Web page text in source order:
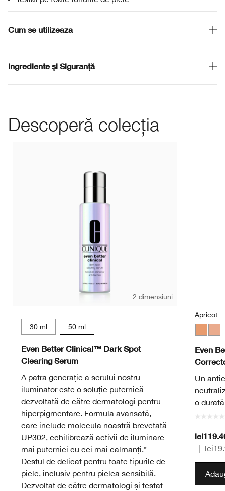
Cum se utilizeaza
Ingrediente și Siguranță
Descoperă colecția
2 dimensiuni
30 ml 50 ml
Even Better Clinical™ Dark Spot
Clearing Serum
A patra generație a serului nostru
iluminator este o soluție puternică
dezvoltată de către dermatologi pentru
hiperpigmentare. Formula avansată,
care include molecula noastră brevetată
UP302, echilibrează activii de iluminare
mai puternici cu cei mai calmanți.*
Destul de delicat pentru toate tipurile de
piele, inclusiv pentru pielea sensibilă.
Dezvoltat de către dermatologi și testat
Apricot
Even
Un
o